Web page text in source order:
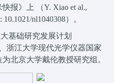
报》上
（Y. Xiao et al.,
nl1040308）。
基础研究发展计划
浙江大学现代光学仪器国家
北京大学戴伦教授研究组。